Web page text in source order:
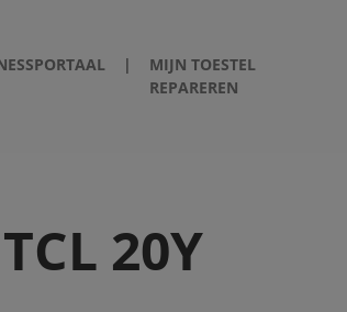
|
MIJN TOESTEL
REPAREREN
TCL 20Y